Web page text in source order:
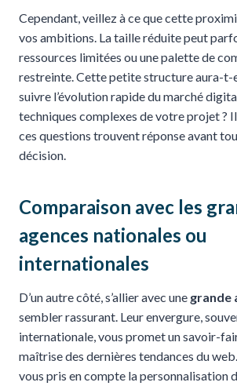
Cependant, veillez à ce que cette
vos ambitions. La taille réduite peut
ressources limitées ou une palette de
restreinte. Cette petite structure aura-t-
suivre l’évolution rapide du marché
techniques complexes de votre projet ?
ces questions trouvent réponse avant
décision.
Comparaison avec les
agences nationales ou
internationales
D’un autre côté, s’allier avec une grande
sembler rassurant. Leur envergure,
internationale, vous promet un savoir-
maîtrise des dernières tendances du
vous pris en compte la personnalisation